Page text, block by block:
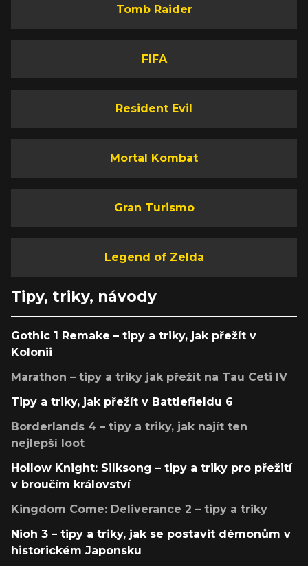
Tomb Raider
FIFA
Resident Evil
Mortal Kombat
Gran Turismo
Legend of Zelda
Tipy, triky, návody
Gothic 1 Remake – tipy a triky, jak přežít v
Kolonii
Marathon – tipy a triky jak přežít na Tau Ceti IV
Tipy a triky, jak přežít v Battlefieldu 6
Borderlands 4 – tipy a triky, jak najít ten
nejlepší loot
Hollow Knight: Silksong – tipy a triky pro přežití
v broučím království
Kingdom Come: Deliverance 2 – tipy a triky
Nioh 3 – tipy a triky, jak se postavit démonům v
historickém Japonsku